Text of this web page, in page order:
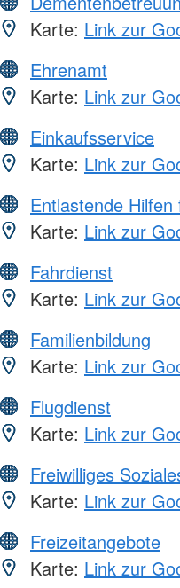
Karte: Link zur
Ehrenamt
Karte: Link zur
Einkaufsservice
Karte: Link zur
Entlastende
Karte: Link zur
Fahrdienst
Karte: Link zur
Familienbildung
Karte: Link zur
Flugdienst
Karte: Link zur
Freiwilliges
Karte: Link zur
Freizeitangebote
Karte: Link zur